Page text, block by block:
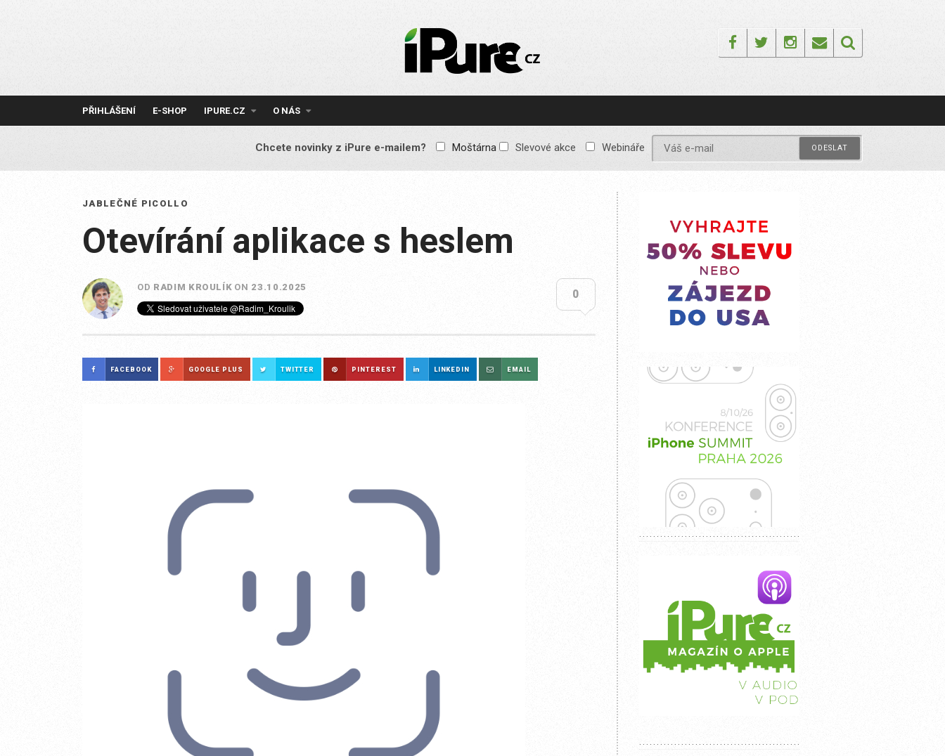
IPURE.CZ
Prémiový Apple e-
reklamy, žádné
obsah pro všechny
FacebookTwitterInstagram
Email
PŘIHLÁŠENÍ E-SHOP IPURE.CZ O NÁS
Chcete novinky z iPure e-mailem? Moštárna Slevové akce Webináře
JABLEČNÉ PICOLLO
Otevírání aplikace s heslem
OD RADIM KROULÍK ON 23.10.2025
0
FACEBOOK GOOGLE PLUS TWITTER PINTEREST LINKEDIN EMAIL